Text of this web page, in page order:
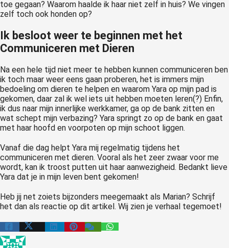
toe gegaan? Waarom haalde ik haar niet zelf in huis? We vingen
zelf toch ook honden op?
Ik besloot weer te beginnen met het
Communiceren met Dieren
Na een hele tijd niet meer te hebben kunnen communiceren ben
ik toch maar weer eens gaan proberen, het is immers mijn
bedoeling om dieren te helpen en waarom Yara op mijn pad is
gekomen, daar zal ik wel iets uit hebben moeten leren(?) Enfin,
ik dus naar mijn innerlijke werkkamer, ga op de bank zitten en
wat schept mijn verbazing? Yara springt zo op de bank en gaat
met haar hoofd en voorpoten op mijn schoot liggen.
Vanaf die dag helpt Yara mij regelmatig tijdens het
communiceren met dieren. Vooral als het zeer zwaar voor me
wordt, kan ik troost putten uit haar aanwezigheid. Bedankt lieve
Yara dat je in mijn leven bent gekomen!
Heb jij net zoiets bijzonders meegemaakt als Marian? Schrijf
het dan als reactie op dit artikel. Wij zien je verhaal tegemoet!